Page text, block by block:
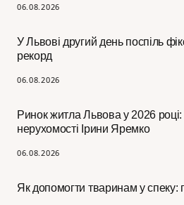
06.08.2026
У Львові другий день поспіль
рекорд
06.08.2026
Ринок житла Львова у 2026 році:
нерухомості Ірини Яремко
06.08.2026
Як допомогти тваринам у спеку: